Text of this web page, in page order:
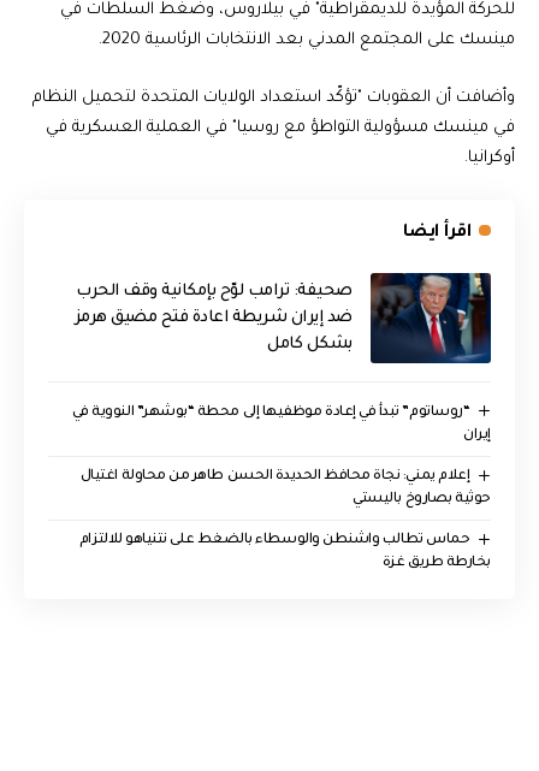
للحركة المؤيدة للديمقراطية" في بيلاروس، وضغط السلطات في
مينسك على المجتمع المدني بعد الانتخابات الرئاسية 2020.
وأضافت أن العقوبات "تؤكّد استعداد الولايات المتحدة لتحميل النظام
في مينسك مسؤولية التواطؤ مع روسيا" في العملية العسكرية في
أوكرانيا.
اقرأ ايضا
صحيفة: ترامب لوّح بإمكانية وقف الحرب
ضد إيران شريطة اعادة فتح مضيق هرمز
بشكل كامل
“روساتوم” تبدأ في إعادة موظفيها إلى محطة “بوشهر” النووية في
إيران
إعلام يمني: نجاة محافظ الحديدة الحسن طاهر من محاولة اغتيال
حوثية بصاروخ باليستي
حماس تطالب واشنطن والوسطاء بالضغط على نتنياهو للالتزام
بخارطة طريق غزة